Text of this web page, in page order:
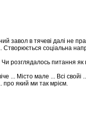
завол в тячеві далі не
соціальна
розглядалось питання як
... Місто мале ... Всі свойі
про який ми так мрієм.